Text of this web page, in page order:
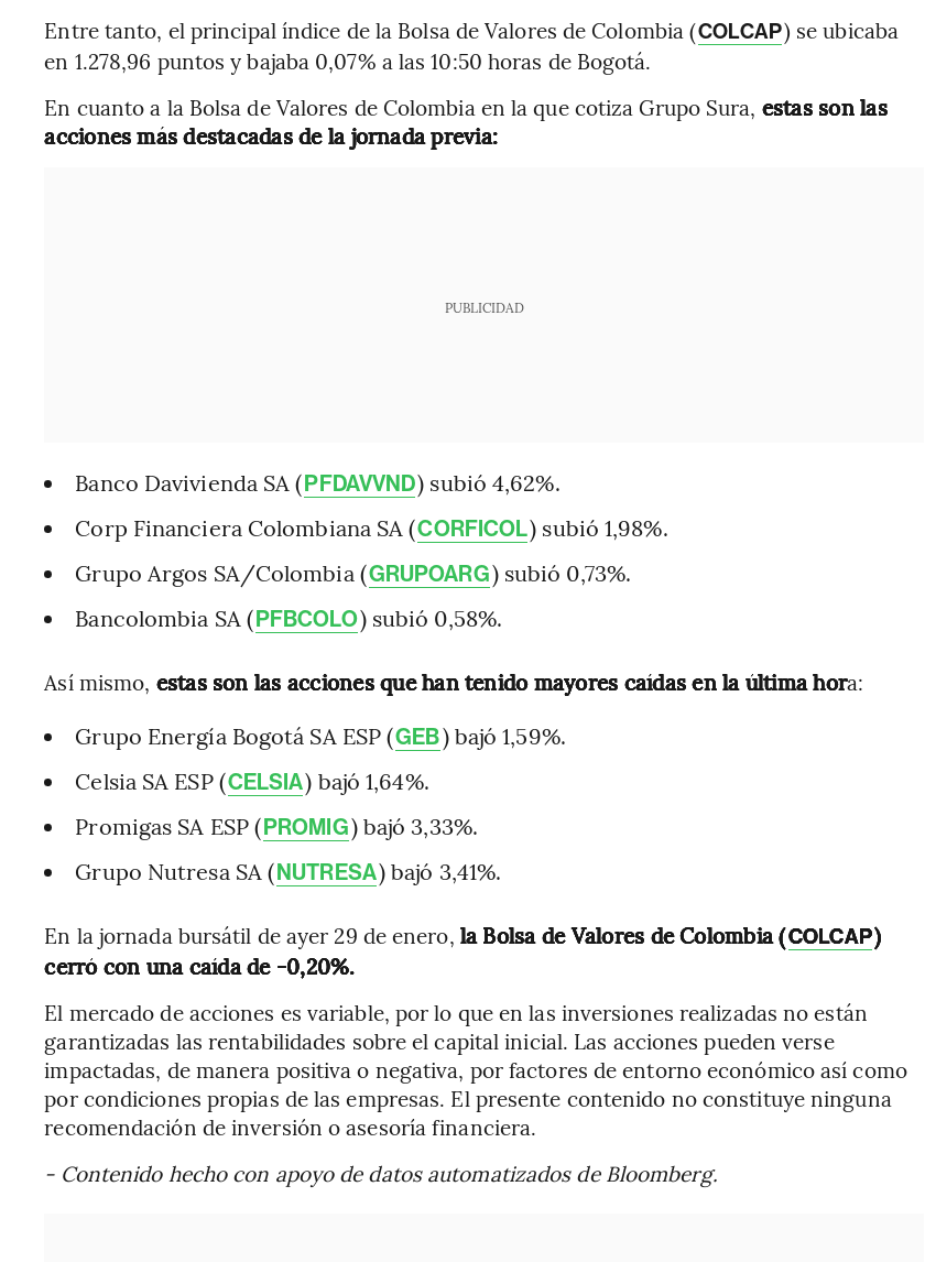
Entre tanto, el principal índice de la Bolsa de Valores de Colombia (COLCAP) se ubicaba
en 1.278,96 puntos y bajaba 0,07% a las 10:50 horas de Bogotá.
En cuanto a la Bolsa de Valores de Colombia en la que cotiza Grupo Sura, estas son las
acciones más destacadas de la jornada previa:
PUBLICIDAD
Banco Davivienda SA (PFDAVVND) subió 4,62%.
Corp Financiera Colombiana SA (CORFICOL) subió 1,98%.
Grupo Argos SA/Colombia (GRUPOARG) subió 0,73%.
Bancolombia SA (PFBCOLO) subió 0,58%.
Así mismo, estas son las acciones que han tenido mayores caídas en la última hora:
Grupo Energía Bogotá SA ESP (GEB) bajó 1,59%.
Celsia SA ESP (CELSIA) bajó 1,64%.
Promigas SA ESP (PROMIG) bajó 3,33%.
Grupo Nutresa SA (NUTRESA) bajó 3,41%.
En la jornada bursátil de ayer 29 de enero, la Bolsa de Valores de Colombia (COLCAP)
cerró con una caída de -0,20%.
El mercado de acciones es variable, por lo que en las inversiones realizadas no están
garantizadas las rentabilidades sobre el capital inicial. Las acciones pueden verse
impactadas, de manera positiva o negativa, por factores de entorno económico así como
por condiciones propias de las empresas. El presente contenido no constituye ninguna
recomendación de inversión o asesoría financiera.
- Contenido hecho con apoyo de datos automatizados de Bloomberg.